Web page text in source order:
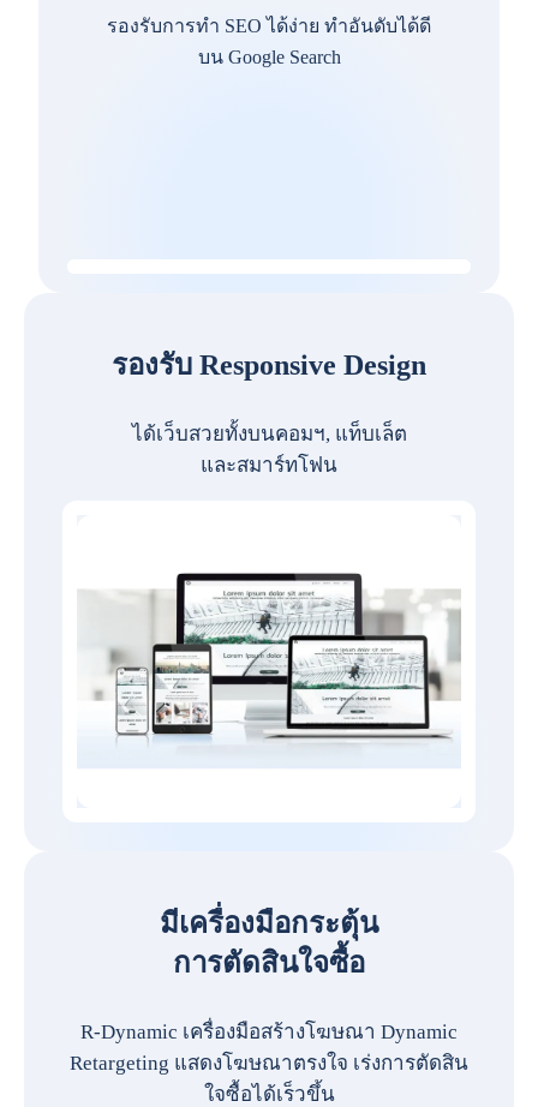
รองรับการทำ SEO ได้ง่าย ทำอันดับได้ดี
บน Google Search
รองรับ Responsive Design
ได้เว็บสวยทั้งบนคอมฯ, แท็บเล็ต
และสมาร์ทโฟน
มีเครื่องมือกระตุ้น
การตัดสินใจซื้อ
R-Dynamic เครื่องมือสร้างโฆษณา Dynamic
Retargeting แสดงโฆษณาตรงใจ เร่งการตัดสิน
ใจซื้อได้เร็วขึ้น